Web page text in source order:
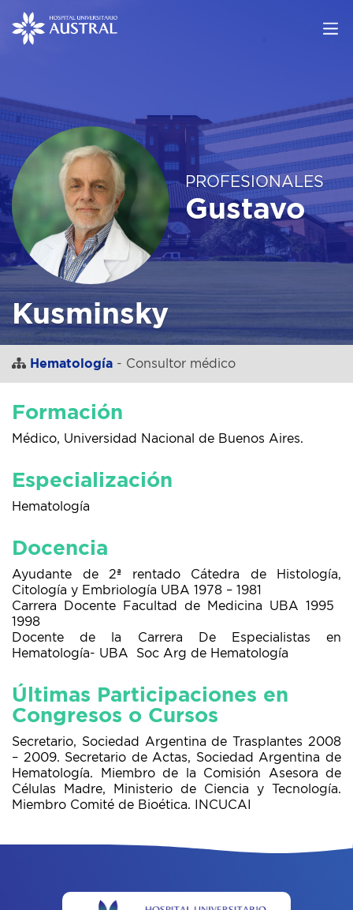
PROFESIONALES
Gustavo
Kusminsky
Hematología - Consultor médico
Formación
Médico, Universidad Nacional de Buenos Aires.
Especialización
Hematología
Docencia
Ayudante de 2ª rentado Cátedra de Histología,
Citología y Embriología UBA 1978 – 1981
Carrera Docente Facultad de Medicina UBA 1995 
1998
Docente de la Carrera De Especialistas en
Hematología- UBA  Soc Arg de Hematología
Últimas Participaciones en
Congresos o Cursos
Secretario, Sociedad Argentina de Trasplantes 2008
– 2009. Secretario de Actas, Sociedad Argentina de
Hematología. Miembro de la Comisión Asesora de
Células Madre, Ministerio de Ciencia y Tecnología.
Miembro Comité de Bioética. INCUCAI